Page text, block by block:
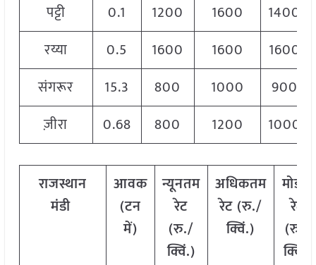
पट्टी
0.1 1200 1600
1400
रय्या
0.5 1600 1600
1600
संगरूर
15.3 800 1000
900
ज़ीरा
0.68 800 1200 1000
राजस्थान
मंडी
आवक
(टन
में)
न्यूनतम
रेट
(रु./
क्विं.)
अधिकतम
रेट (रु./
क्विं.)
मोडल
रेट
(रु./
क्विं.)